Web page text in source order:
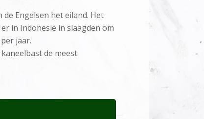
Engelsen het eiland. Het
in Indonesië in slaagden om
jaar.
de meest